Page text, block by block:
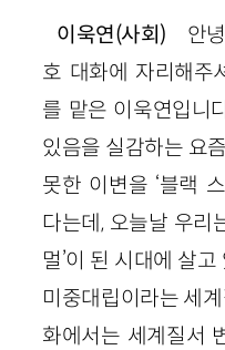
이욱연(사회) 안녕
호 대화에 자리해주
를 맡은 이욱연입니
있음을 실감하는 요
못한 이변을 ‘블랙
다는데, 오늘날 우리
멀’이 된 시대에 살
미중대립이라는 세
화에서는 세계질서